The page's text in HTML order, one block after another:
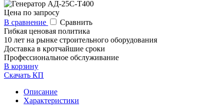
Цена по запросу
В сравнение
Сравнить
Гибкая ценовая политика
10 лет на рынке строительного оборудования
Доставка в кротчайшие сроки
Профессиональное обслуживание
В корзину
Скачать КП
Описание
Характеристики